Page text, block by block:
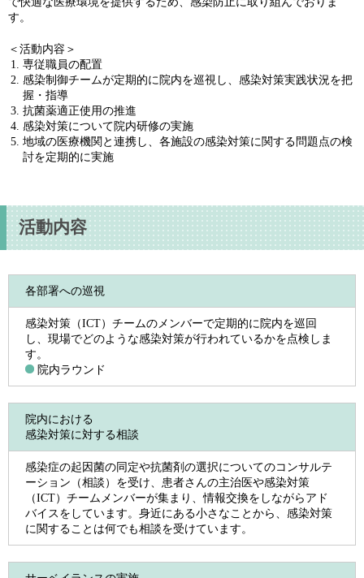
す。
＜活動内容＞
専従職員の配置
感染制御チームが定期的に院内を巡視し、感染対策実践状況を把
握・指導
抗菌薬適正使用の推進
感染対策について院内研修の実施
地域の医療機関と連携し、各施設の感染対策に関する問題点の検
討を定期的に実施
活動内容
各部署への巡視
感染対策（ICT）チームのメンバーで定期的に院内を巡回
し、現場でどのような感染対策が行われているかを点検しま
す。
院内ラウンド
院内における
感染対策に対する相談
感染症の起因菌の同定や抗菌剤の選択についてのコンサルテ
ーション（相談）を受け、患者さんの主治医や感染対策
（ICT）チームメンバーが集まり、情報交換をしながらアド
バイスをしています。身近にある小さなことから、感染対策
に関することは何でも相談を受けています。